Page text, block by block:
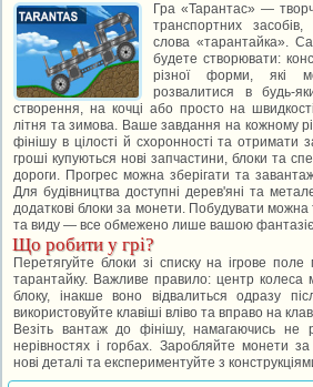
Гра «Тарантас» —
транспортних
слова «тарантайка».
будете створювати:
різної форми, які
розвалитися в будь-
створення, на кочці або просто на
літня та зимова. Ваше завдання на кожному
фінішу в цілості й схоронності та отримати
гроші купуються нові запчастини, блоки та
дороги. Прогрес можна зберігати та
Для будівництва доступні дерев'яні та
додаткові блоки за монети. Побудувати
та виду — все обмежено лише вашою
Що робити у грі?
Перетягуйте блоки зі списку на ігрове
тарантайку. Важливе правило: центр колеса
блоку, інакше воно відвалиться одразу
використовуйте клавіші вліво та вправо на
Везіть вантаж до фінішу, намагаючись не
нерівностях і горбах. Заробляйте монети за
нові деталі та експериментуйте з